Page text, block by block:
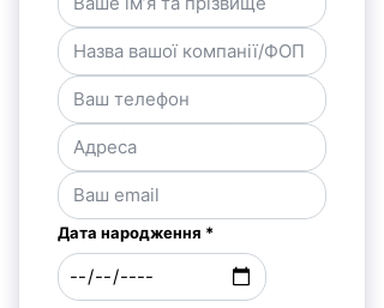
good raw materials of both Ukrainian and
European origin to guarantee safety and
effectiveness of our products.
In addition, we provide an individual selection of
cosmetics for each client, taking into account
their needs and characteristics.